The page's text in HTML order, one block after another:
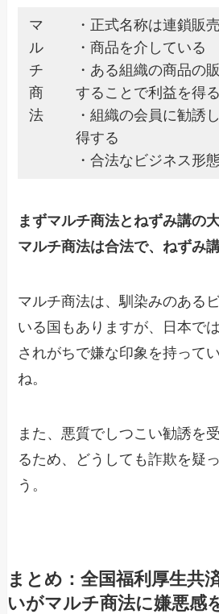
マ
ル
チ
商
法
・正式名称は連鎖販売
・商品を介している
・ある組織の商品の
することで利益を得る
・組織の会員に勧誘
得する
・合法なビジネス形態
まずマルチ商法とねずみ講の
マルチ商法は合法で、ねずみ
マルチ商法は、馴染みのある
いる国もありますが、日本で
されがちで嫌な印象を持って
ね。
また、悪質でしつこい勧誘を
るため、どうしても詐欺を疑
う。
まとめ：全国福利厚生共
いがマルチ商法に嫌悪感